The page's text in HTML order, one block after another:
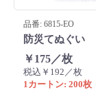
品番: 6815-EO
防災てぬぐい
￥175／枚
税込￥192／枚
1カートン: 200枚